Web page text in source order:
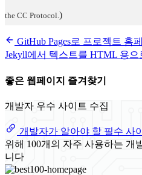
the CC Protocol.)
GitHub Pages로 프로젝트 홈
Jekyll에서 텍스트를 HTML 용으
좋은 웹페이지 즐겨찾기
개발자 우수 사이트 수집
개발자가 알아야 할 필수 사
위해 100개의 자주 사용하는 개
니다